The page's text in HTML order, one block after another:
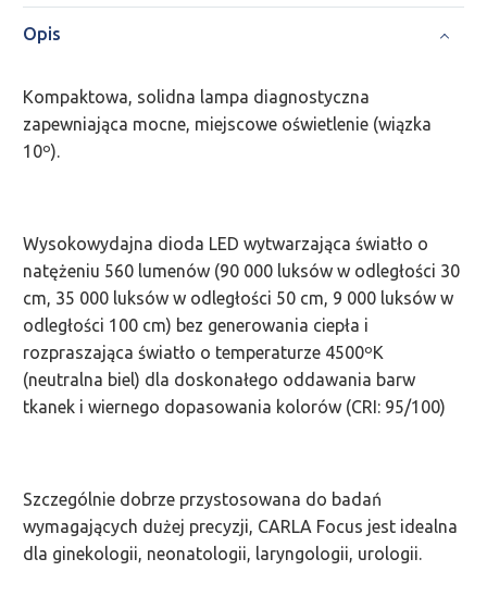
Opis
Kompaktowa, solidna lampa diagnostyczna
zapewniająca mocne, miejscowe oświetlenie (wiązka
10º).
Wysokowydajna dioda LED wytwarzająca światło o
natężeniu 560 lumenów (90 000 luksów w odległości 30
cm, 35 000 luksów w odległości 50 cm, 9 000 luksów w
odległości 100 cm) bez generowania ciepła i
rozpraszająca światło o temperaturze 4500ºK
(neutralna biel) dla doskonałego oddawania barw
tkanek i wiernego dopasowania kolorów (CRI: 95/100)
Szczególnie dobrze przystosowana do badań
wymagających dużej precyzji, CARLA Focus jest idealna
dla ginekologii, neonatologii, laryngologii, urologii.